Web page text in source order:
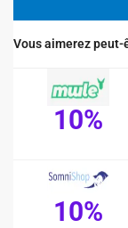
Vous aimerez peut-
10%
10%